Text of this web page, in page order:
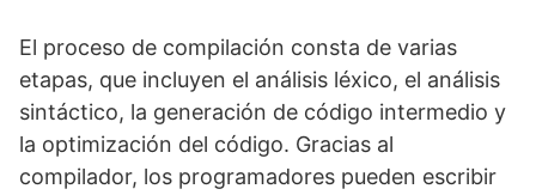
El proceso de compilación consta de varias
etapas, que incluyen el análisis léxico, el análisis
sintáctico, la generación de código intermedio y
la optimización del código. Gracias al
compilador, los programadores pueden escribir